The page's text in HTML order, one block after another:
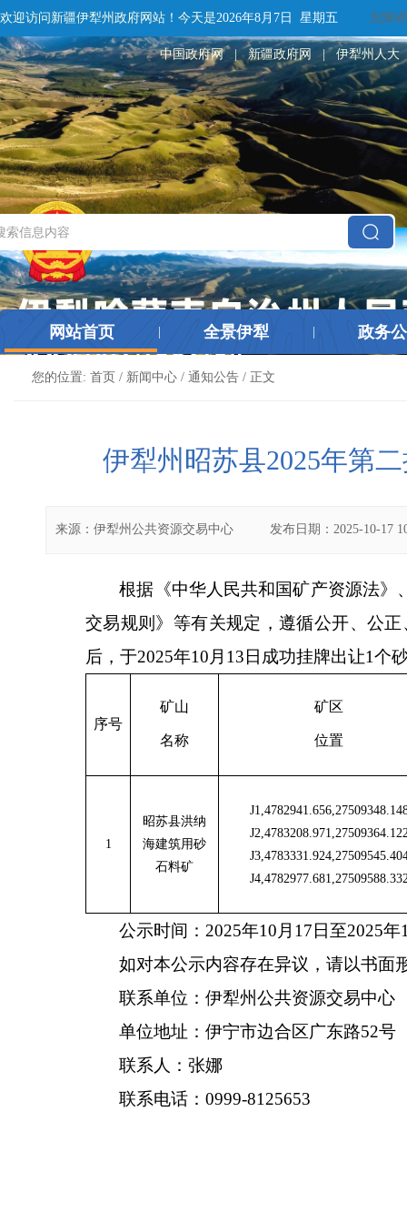
欢迎访问新疆伊犁州政府网站！ 今天是2026年8月7日 星期五 无障碍
中国政府网 | 新疆政府网 | 伊犁州人大
网站首页 全景伊犁 政务
您的位置: 首页 / 新闻中心 / 通知公告 / 正文
伊犁州昭苏县2025年第
来源： 伊犁州公共资源交易中心 发布日期： 2025-10-17
根据《中华人民共和国矿产资源法》
交易规则》 等有关规定，遵循公开、公
后，于2025年10 月 13日 成功挂牌出让1个
序号
矿山
名称
矿区
位置
1
昭苏县洪纳
海建筑用砂
石料矿
公示时间： 2025年10月17日至2025年
如对本公示内容存在异议，请以书面
联系单位：伊犁州公共资源交易中心
单位地址：伊宁市边合区广东路52号
联系人：张娜
联系电话：0999-8125653